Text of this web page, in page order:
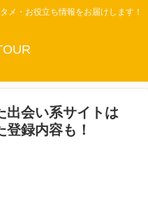
メ・お役立ち情報をお届けします！
出会い系サイトは
録内容も！